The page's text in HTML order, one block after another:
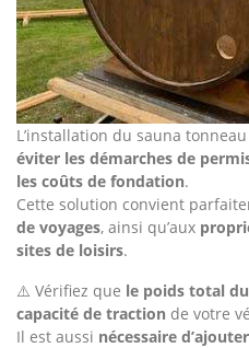
L’installation du sauna
éviter les démarches de
les coûts de fondation.
Cette solution convient
de voyages, ainsi qu’aux
sites de loisirs.
⚠️ Vérifiez que le poids total
capacité de traction de votre
Il est aussi nécessaire